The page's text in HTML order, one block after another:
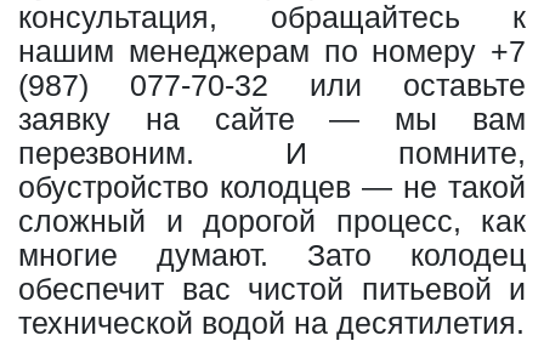
консультация, обращайтесь к
нашим менеджерам по номеру +7
(987) 077-70-32 или оставьте
заявку на сайте — мы вам
перезвоним. И помните,
обустройство колодцев — не такой
сложный и дорогой процесс, как
многие думают. Зато колодец
обеспечит вас чистой питьевой и
технической водой на десятилетия.